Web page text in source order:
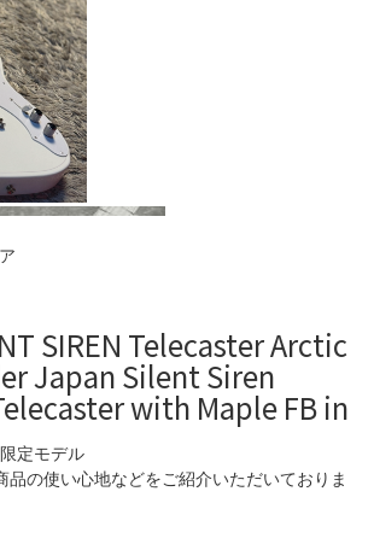
SIREN Telecaster Arctic
Japan Silent Siren
with Maple FB in
定モデル
品の使い心地などをご紹介いただいておりま